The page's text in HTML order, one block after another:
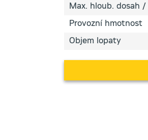
Max. hloub. dosah /
Provozní hmotnost
Objem lopaty